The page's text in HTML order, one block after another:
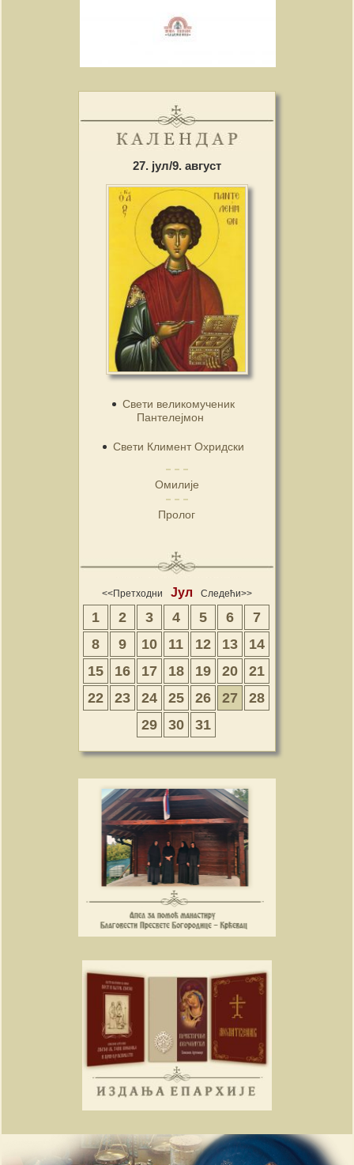
27. јул/9. август
Свети великомученик
Пантелејмон
Свети Климент Охридски
Омилије
Пролог
<<Претходни Јул Следећи>>
1 2 3 4 5 6
7
8
9 10 11 12 13
14
15
16 17 18 19 20
21
22
23 24 25 26 27
28
29
30 31